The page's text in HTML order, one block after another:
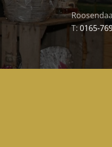
T:0165-